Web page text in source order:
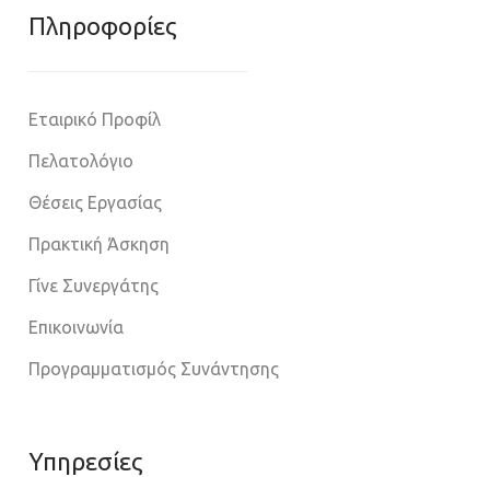
Πληροφoρίες
Εταιρικό Προφίλ
Πελατολόγιο
Θέσεις Εργασίας
Πρακτική Άσκηση
Γίνε Συνεργάτης
Επικοινωνία
Προγραμματισμός Συνάντησης
Υπηρεσίες